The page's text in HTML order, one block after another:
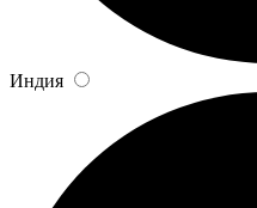
Индия